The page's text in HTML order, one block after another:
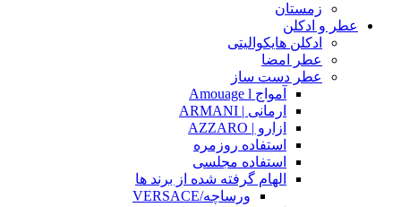
زمستان
عطر و ادکلن
ادکلن هایکوالیتی
عطر امضا
عطر دست ساز
آمواج Amouage l
ارمانی | ARMANI
ازارو | AZZARO
استفاده روزمره
استفاده مجلسی
الهام گرفته شده از برند ها
ورساچه/VERSACE